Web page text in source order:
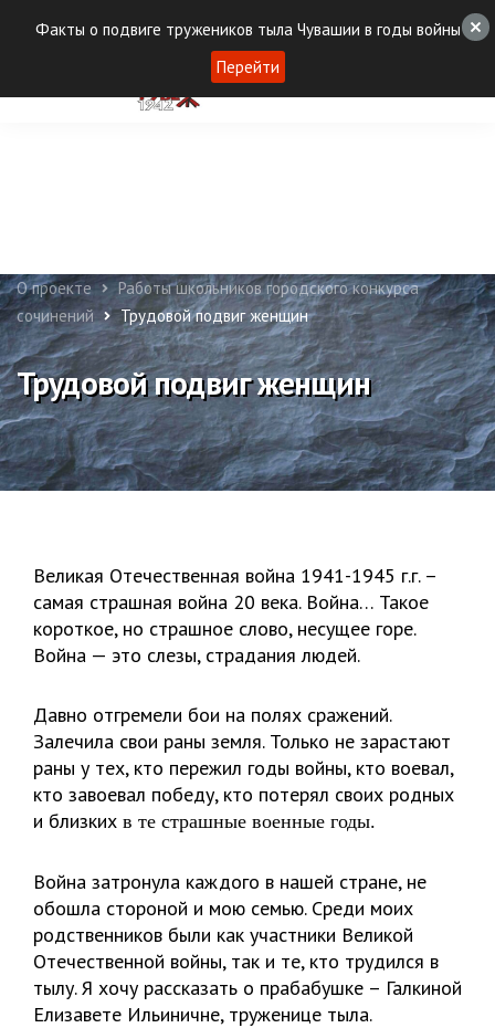
О проекте
Работы школьников городского конкурса
сочинений
Трудовой подвиг женщин
Трудовой подвиг женщин
Великая Отечественная война 1941-1945 г.г. –
самая страшная война 20 века. Война… Такое
короткое, но страшное слово, несущее горе.
Война — это слезы, страдания людей.
Давно отгремели бои на полях сражений.
Залечила свои раны земля. Только не зарастают
раны у тех, кто пережил годы войны, кто воевал,
кто завоевал победу, кто потерял своих родных
и близких в те страшные военные годы.
Война затронула каждого в нашей стране, не
обошла стороной и мою семью. Среди моих
родственников были как участники Великой
Отечественной войны, так и те, кто трудился в
тылу. Я хочу рассказать о прабабушке – Галкиной
Елизавете Ильиничне, труженице тыла.
Факты о подвиге тружеников тыла Чувашии в годы войны
Перейти